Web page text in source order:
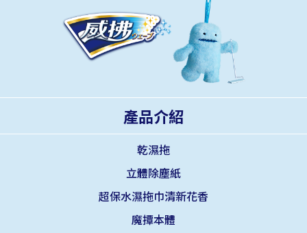
產品介紹
乾濕拖
立體除塵紙
超保水濕拖巾清新花香
魔撢本體